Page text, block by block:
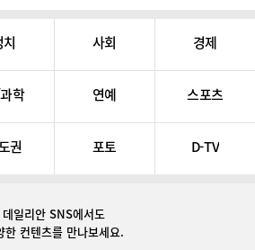
치 사회 경제
학 연예 스포츠
권 포토 D-TV
데일리안 SNS에서도
한 컨텐츠를 만나보세요.